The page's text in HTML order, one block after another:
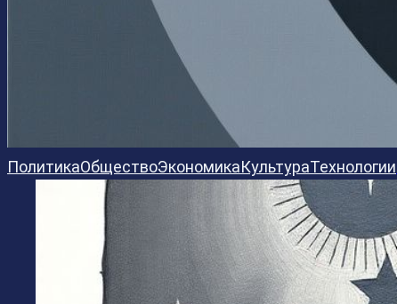
ПолитикаОбществоЭкономикаКультураТехнологии